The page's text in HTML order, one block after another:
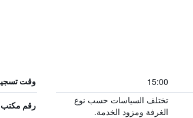
15:00 وقت
تختلف السياسات حسب نوع
الغرفة ومزود الخدمة.
رقم مكتب